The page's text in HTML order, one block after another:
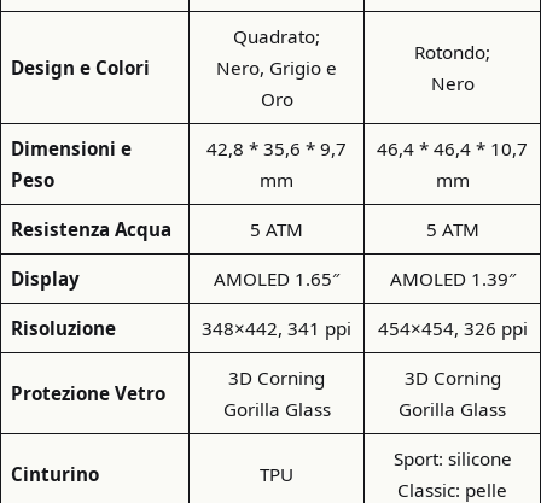
Design e Colori
Quadrato;
Nero, Grigio e
Oro
Rotondo;
Nero
Dimensioni e
Peso
42,8 * 35,6 * 9,7
mm
46,4 * 46,4 * 10,7
mm
Resistenza Acqua 5 ATM 5 ATM
Display AMOLED 1.65″ AMOLED 1.39″
Risoluzione 348×442, 341 ppi 454×454, 326 ppi
Protezione Vetro
3D Corning
Gorilla Glass
3D Corning
Gorilla Glass
Cinturino TPU
Sport: silicone
Classic: pelle